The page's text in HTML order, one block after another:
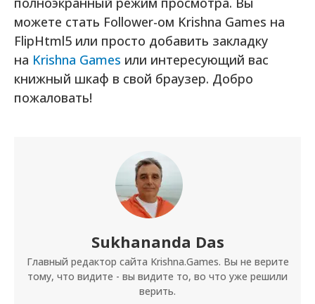
можете стать Follower-ом Krishna Games на
FlipHtml5 или просто добавить закладку
на Krishna Games или интересующий вас
книжный шкаф в свой браузер. Добро
пожаловать!
Sukhananda Das
Главный редактор сайта Krishna.Games. Вы не верите
тому, что видите - вы видите то, во что уже решили
верить.